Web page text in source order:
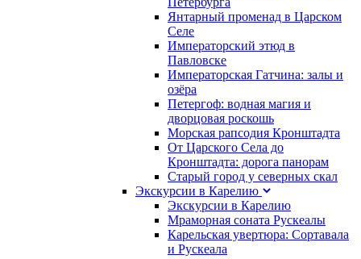
Янтарный променад в Царском
Селе
Императорский этюд в
Павловске
Императорская Гатчина: залы и
озёра
Петергоф: водная магия и
дворцовая роскошь
Морская рапсодия Кронштадта
От Царского Села до
Кронштадта: дорога панорам
Старый город у северных скал
Экскурсии в Карелию
Экскурсии в Карелию
Мраморная соната Рускеалы
Карельская увертюра: Сортавала
и Рускеала